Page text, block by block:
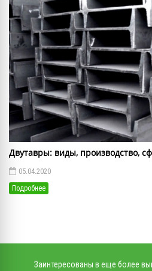
Двутавры: виды, производство,
05.04.2020
Подробнее
Заинтересованы в еще более